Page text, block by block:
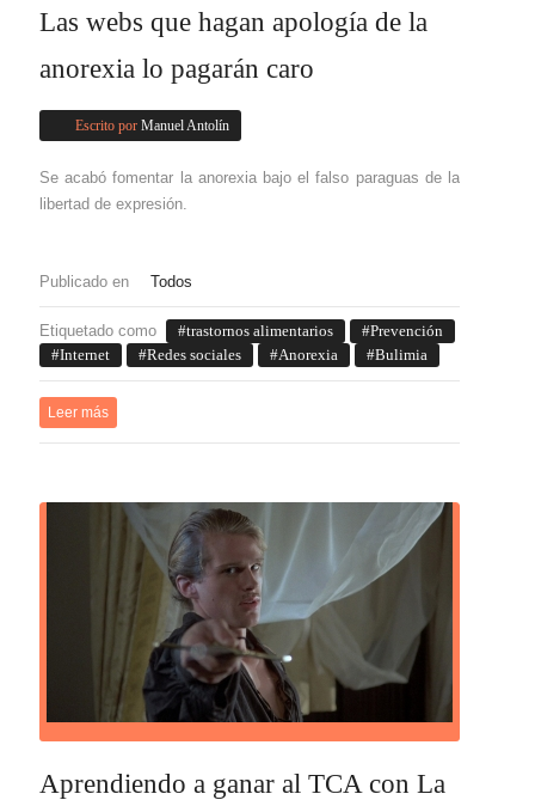
Las webs que hagan apología de la
anorexia lo pagarán caro
Escrito por Manuel Antolín
Se acabó fomentar la anorexia bajo el falso paraguas de la
libertad de expresión.
Publicado en Todos
Etiquetado como trastornos alimentarios
Prevención
Internet
Redes sociales Anorexia Bulimia
Leer más
Aprendiendo a ganar al TCA con La